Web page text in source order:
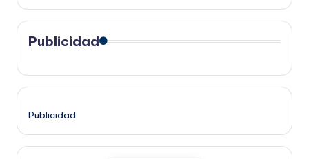
Publicidad
Publicidad